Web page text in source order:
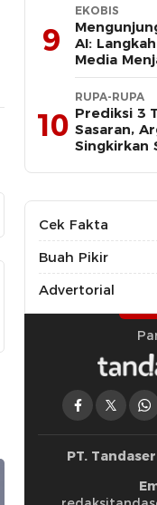
9
EKOBIS
AI:
Media
Maluku
10
RUPA-RUPA
Prediksi 3
Sasaran,
Singkirkan
Cek Fakta
Buah Pikir
Advertorial
PT.